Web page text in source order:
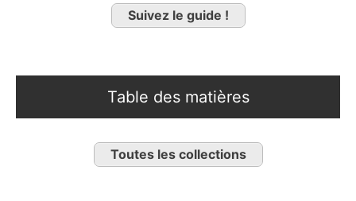
Suivez le guide !
Table des matières
Toutes les collections